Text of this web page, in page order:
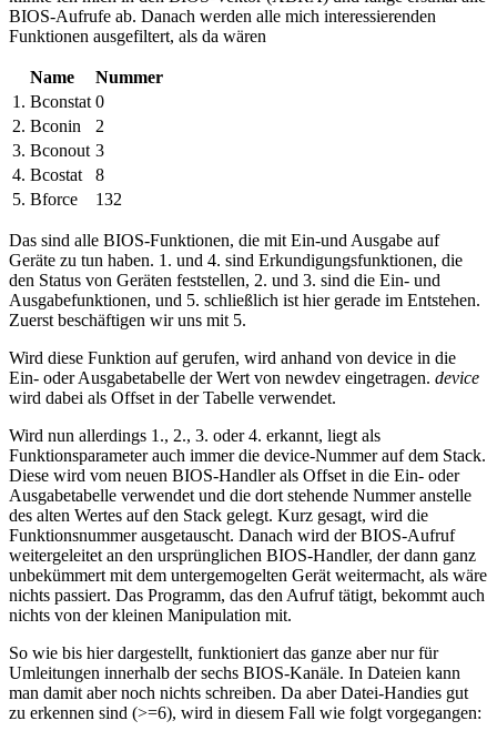
BIOS-Aufrufe ab. Danach werden alle mich interessierenden
Funktionen ausgefiltert, als da wären
Name
Nummer
1. Bconstat 0
2. Bconin
2
3. Bconout 3
4. Bcostat
8
5. Bforce
132
Das sind alle BIOS-Funktionen, die mit Ein-und Ausgabe auf
Geräte zu tun haben. 1. und 4. sind Erkundigungsfunktionen, die
den Status von Geräten feststellen, 2. und 3. sind die Ein- und
Ausgabefunktionen, und 5. schließlich ist hier gerade im Entstehen.
Zuerst beschäftigen wir uns mit 5.
Wird diese Funktion auf gerufen, wird anhand von device in die
Ein- oder Ausgabetabelle der Wert von newdev eingetragen. device
wird dabei als Offset in der Tabelle verwendet.
Wird nun allerdings 1., 2., 3. oder 4. erkannt, liegt als
Funktionsparameter auch immer die device-Nummer auf dem Stack.
Diese wird vom neuen BIOS-Handler als Offset in die Ein- oder
Ausgabetabelle verwendet und die dort stehende Nummer anstelle
des alten Wertes auf den Stack gelegt. Kurz gesagt, wird die
Funktionsnummer ausgetauscht. Danach wird der BIOS-Aufruf
weitergeleitet an den ursprünglichen BIOS-Handler, der dann ganz
unbekümmert mit dem untergemogelten Gerät weitermacht, als wäre
nichts passiert. Das Programm, das den Aufruf tätigt, bekommt auch
nichts von der kleinen Manipulation mit.
So wie bis hier dargestellt, funktioniert das ganze aber nur für
Umleitungen innerhalb der sechs BIOS-Kanäle. In Dateien kann
man damit aber noch nichts schreiben. Da aber Datei-Handies gut
zu erkennen sind (>=6), wird in diesem Fall wie folgt vorgegangen: